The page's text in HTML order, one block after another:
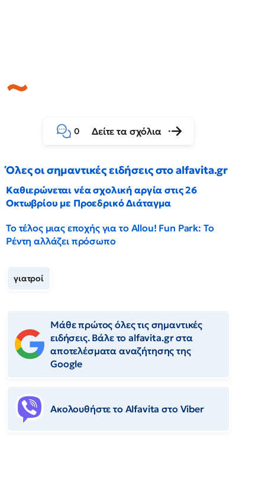
0 Δείτε τα σχόλια
Όλες οι σημαντικές ειδήσεις στο alfavita.gr
Καθιερώνεται νέα σχολική αργία στις 26
Οκτωβρίου με Προεδρικό Διάταγμα
Το τέλος μιας εποχής για το Allou! Fun Park: Το
Ρέντη αλλάζει πρόσωπο
γιατροί
Μάθε πρώτος όλες τις σημαντικές
ειδήσεις. Βάλε το alfavita.gr στα
αποτελέσματα αναζήτησης της
Google
Ακολουθήστε το Αlfavita στο Viber